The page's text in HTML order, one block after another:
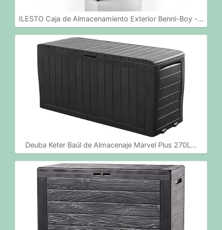
ILESTO Caja de Almacenamiento Exterior Benni-Boy -…
Deuba Keter Baúl de Almacenaje Marvel Plus 270L…